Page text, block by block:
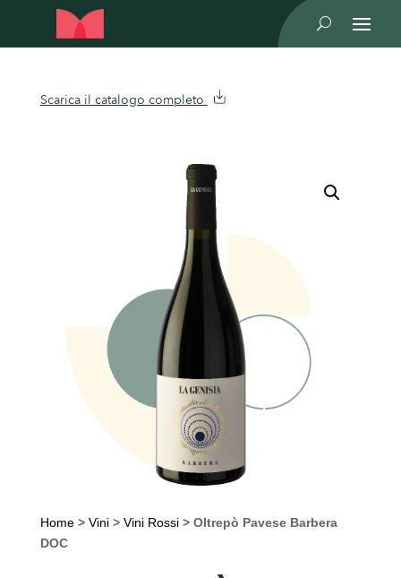
U
Scarica il catalogo completo
Home> Vini> Vini Rossi> Oltrepò Pavese Barbera
DOC